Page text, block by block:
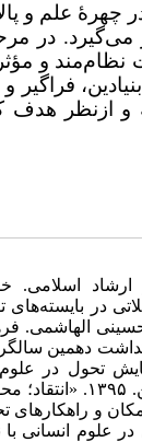
چهرۀ علم و
در
و
فراگیر
ازنظر هدف
و ارشاد اسلامی.
دیدبانی». فصلنامۀ علمی‌پژوهشی اندیشۀ نوین دینی. شمارۀ ۱۰. رهدار، احمد.
الهاشمی.
دهمین
تحول در
بزرگداشت دهمین سالگرد ارتحال استاد فقید سید منیرالدین حسینی الهاشمی.
بومی‌سازی علوم انسانی. تهران: دانشگاه علامه. سوزنچی، حسین. ۱۳۸۹.
هادی. ۱۳۹۳. «چرایی و چگونگی تحول در